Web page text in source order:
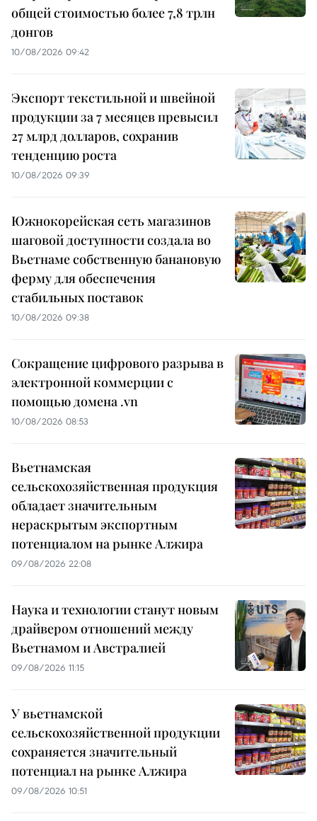
общей стоимостью более 7,8 трлн
донгов
10/08/2026 09:42
Экспорт текстильной и швейной
продукции за 7 месяцев превысил
27 млрд долларов, сохранив
тенденцию роста
10/08/2026 09:39
Южнокорейская сеть магазинов
шаговой доступности создала во
Вьетнаме собственную банановую
ферму для обеспечения
стабильных поставок
10/08/2026 09:38
Сокращение цифрового разрыва в
электронной коммерции с
помощью домена .vn
10/08/2026 08:53
Вьетнамская
сельскохозяйственная продукция
обладает значительным
нераскрытым экспортным
потенциалом на рынке Алжира
09/08/2026 22:08
Наука и технологии станут новым
драйвером отношений между
Вьетнамом и Австралией
09/08/2026 11:15
У вьетнамской
сельскохозяйственной продукции
сохраняется значительный
потенциал на рынке Алжира
09/08/2026 10:51